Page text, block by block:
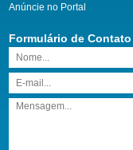
Anúncie no Portal
Formulário de Contato